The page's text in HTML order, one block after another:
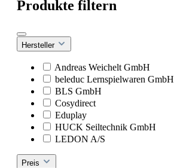
Produkte filtern
Hersteller
Andreas Weichelt GmbH
beleduc Lernspielwaren GmbH
BLS GmbH
Cosydirect
Eduplay
HUCK Seiltechnik GmbH
LEDON A/S
Preis